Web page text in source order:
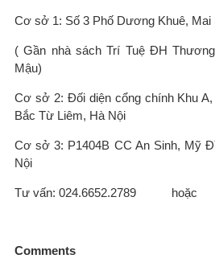
Cơ sở 1: Số 3 Phố Dương Khuê, Mai
( Gần nhà sách Trí Tuệ ĐH
Mậu)
Cơ sở 2: Đối diện cổng chính Khu
Bắc Từ Liêm, Hà Nội
Cơ sở 3: P1404B CC An Sinh, Mỹ
Nội
Tư vấn: 024.6652.2789
Comments